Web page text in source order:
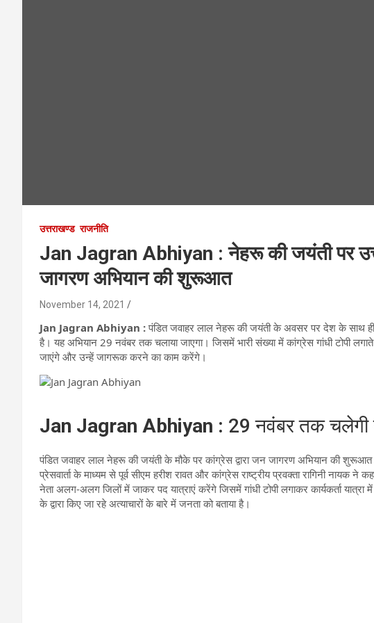
उत्तराखण्ड राजनीति
Jan Jagran Abhiyan : नेहरू की जयंती पर
जागरण अभियान की शुरूआत
November 14, 2021
Jan Jagran Abhiyan :पंडित जवाहर लाल नेहरू की जयंती के अवसर पर देश के साथ
है। यह अभियान 29 नवंबर तक चलाया जाएगा। जिसमें भारी संख्या में कांग्रेस गांधी टोपी
जाएंगे और उन्हें जागरूक करने का काम करेंगे।
Jan Jagran Abhiyan : 29 नवंबर तक चलेगी
पंडित जवाहर लाल नेहरू की जयंती के मौके पर कांग्रेस द्वारा जन जागरण अभियान की
प्रेसवार्ता के माध्यम से पूर्व सीएम हरीश रावत और कांग्रेस राष्ट्रीय प्रवक्ता रागिनी
नेता अलग-अलग जिलों में जाकर पद यात्राएं करेंगे जिसमें गांधी टोपी लगाकर कार्यकर्ता यात्रा
के द्वारा किए जा रहे अत्याचारों के बारे में जनता को बताया है।